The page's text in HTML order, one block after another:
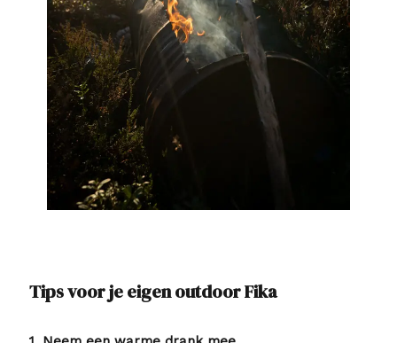
Tips voor je eigen outdoor Fika